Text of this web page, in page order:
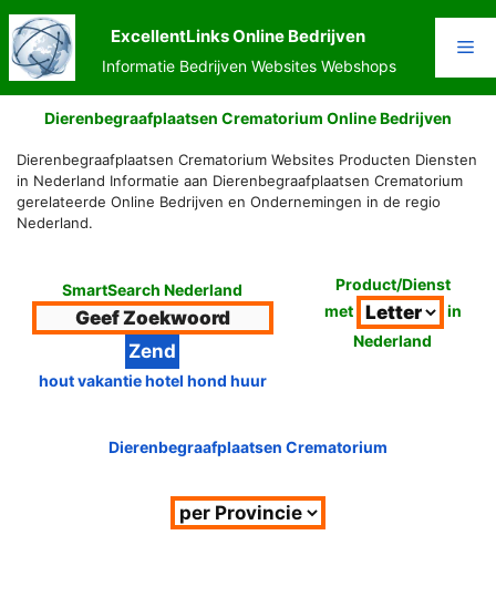
Ga
naar
de
inhoud
ExcellentLinks Online Bedrijven
Informatie Bedrijven Websites Webshops
Dierenbegraafplaatsen Crematorium Online Bedrijven
Dierenbegraafplaatsen Crematorium Websites Producten Diensten
in Nederland Informatie aan Dierenbegraafplaatsen Crematorium
gerelateerde Online Bedrijven en Ondernemingen in de regio
Nederland.
SmartSearch Nederland
hout vakantie hotel hond huur
Product/Dienst
met
in
Nederland
Dierenbegraafplaatsen Crematorium